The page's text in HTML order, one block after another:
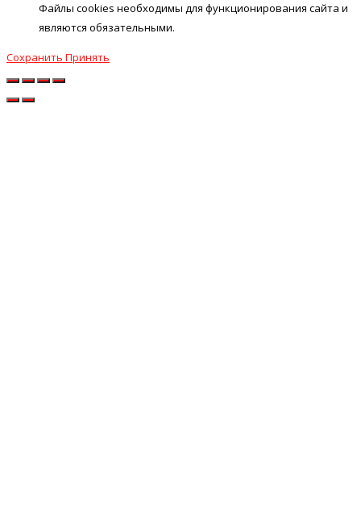
Файлы cookies необходимы для функционирования сайта и
являются обязательными.
Сохранить Принять